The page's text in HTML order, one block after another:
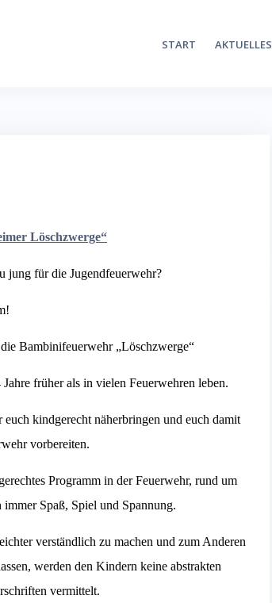
START AKTUELLES
Löschzwerge“
jung für die Jugendfeuerwehr?
Bambinifeuerwehr „Löschzwerge“
früher als in vielen Feuerwehren leben.
kindgerecht näherbringen und euch damit
vorbereiten.
Programm in der Feuerwehr, rund um
Spaß, Spiel und Spannung.
verständlich zu machen und zum Anderen
werden den Kindern keine abstrakten
vermittelt.